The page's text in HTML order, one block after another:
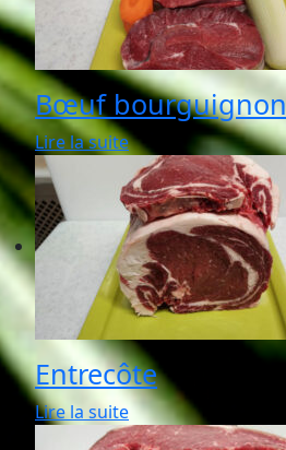
Bœuf bourguignon
Lire la suite
Entrecôte
Lire la suite